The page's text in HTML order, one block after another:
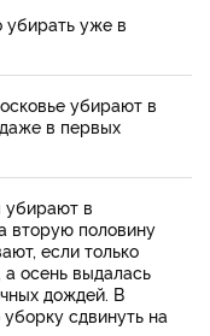
уже в
убирают в
в первых
убирают в
вторую половину
если только
осень выдалась
дождей. В
сдвинуть на